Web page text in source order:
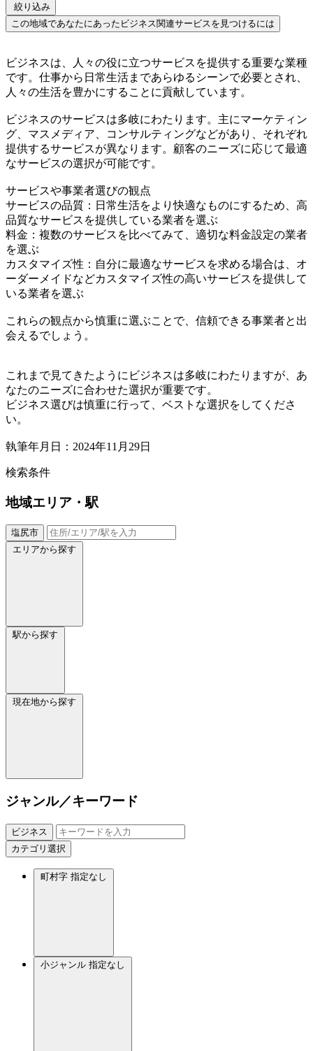
絞り込み
この地域であなたにあったビジネス関連サービスを見つけるには
ビジネスは、人々の役に立つサービスを提供する重要な業種
です。仕事から日常生活まであらゆるシーンで必要とされ、
人々の生活を豊かにすることに貢献しています。
ビジネスのサービスは多岐にわたります。主にマーケティン
グ、マスメディア、コンサルティングなどがあり、それぞれ
提供するサービスが異なります。顧客のニーズに応じて最適
なサービスの選択が可能です。
サービスや事業者選びの観点
サービスの品質：日常生活をより快適なものにするため、高
品質なサービスを提供している業者を選ぶ
料金：複数のサービスを比べてみて、適切な料金設定の業者
を選ぶ
カスタマイズ性：自分に最適なサービスを求める場合は、オ
ーダーメイドなどカスタマイズ性の高いサービスを提供して
いる業者を選ぶ
これらの観点から慎重に選ぶことで、信頼できる事業者と出
会えるでしょう。
これまで見てきたようにビジネスは多岐にわたりますが、あ
なたのニーズに合わせた選択が重要です。
ビジネス選びは慎重に行って、ベストな選択をしてくださ
い。
執筆年月日：2024年11月29日
検索条件
地域エリア・駅
塩尻市
エリアから探す
駅から探す
現在地から探す
ジャンル／キーワード
ビジネス
カテゴリ選択
町村字 指定なし
小ジャンル 指定なし